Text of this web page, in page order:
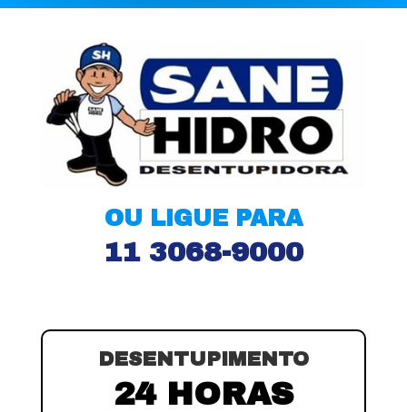
OU LIGUE PARA
11 3068-9000
DESENTUPIMENTO
24 HORAS